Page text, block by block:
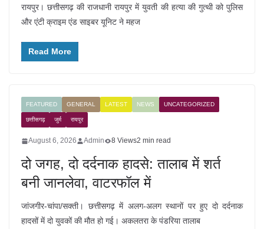
रायपुर। छत्तीसगढ़ की राजधानी रायपुर में युवती की हत्या की गुत्थी को पुलिस
और एंटी क्राइम एंड साइबर यूनिट ने महज
Read More
FEATURED GENERAL LATEST NEWS UNCATEGORIZED
छत्तीसगढ़ जुर्म रायपुर
August 6, 2026 Admin 8 Views2 min read
दो जगह, दो दर्दनाक हादसे: तालाब में शर्त
बनी जानलेवा, वाटरफॉल में
जांजगीर-चांपा/सक्ती। छत्तीसगढ़ में अलग-अलग स्थानों पर हुए दो दर्दनाक
हादसों में दो युवकों की मौत हो गई। अकलतरा के पंडरिया तालाब